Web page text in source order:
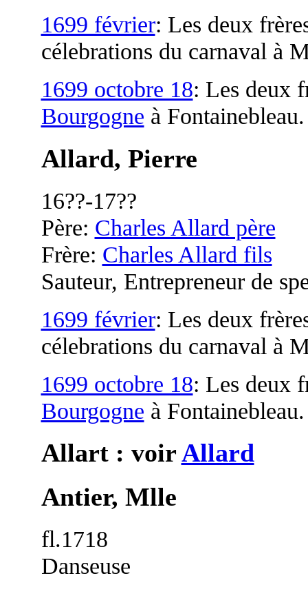
1699 février: Les deux
célebrations du carnaval à
1699 octobre 18: Les deux
Bourgogne à Fontainebleau.
Allard, Pierre
16??-17??
Père: Charles Allard père
Frère: Charles Allard fils
Sauteur, Entrepreneur de
1699 février: Les deux
célebrations du carnaval à
1699 octobre 18: Les deux
Bourgogne à Fontainebleau.
Allart : voirAllard
Antier, Mlle
fl.1718
Danseuse